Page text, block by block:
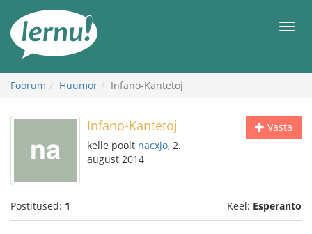
juurde
Foorum Huumor Infano-Kantetoj
Vasta
Infano-Kantetoj
kelle poolt nacxjo, 2.
august 2014
Postitused: 1 Keel: Esperanto